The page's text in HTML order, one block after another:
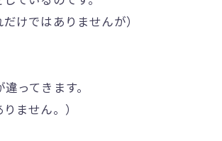
けではありませんが）
ってきます。
ません。）